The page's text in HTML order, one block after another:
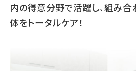
内の得意分野で活躍し、組み
体をトータルケア！